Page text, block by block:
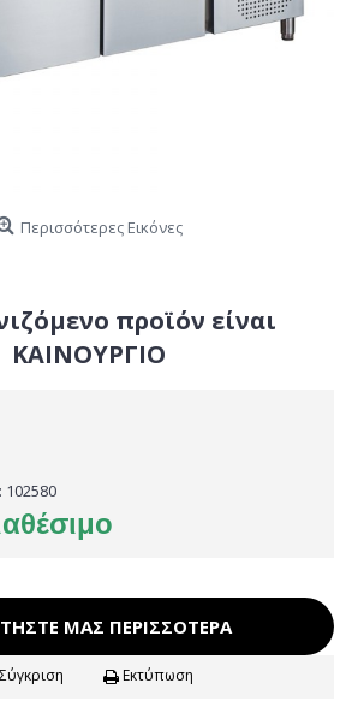
Περισσότερες Εικόνες
προϊόν είναι
ΚΑΙΝΟΥΡΓΙΟ
102580
ΜΑΣ ΠΕΡΙΣΣΌΤΕΡΑ
Σύγκριση Εκτύπωση